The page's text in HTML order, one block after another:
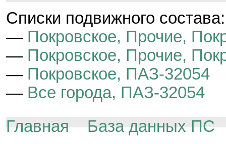
Cписки подвижного состава:
— Покровское, Прочие,
— Покровское, Прочие,
— Покровское, ПАЗ-32054
— Все города, ПАЗ-32054
Главная
База данных ПС